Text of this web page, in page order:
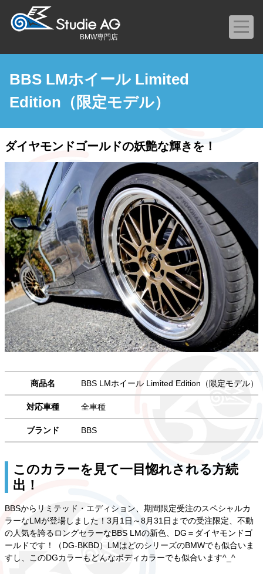
BMW専門店
BBS LMホイール Limited
Edition（限定モデル）
ダイヤモンドゴールドの妖艶な輝きを！
商品名 BBS LMホイール Limited Edition（限定モデル）
対応車種 全車種
ブランド BBS
このカラーを見て一目惚れされる方続
出！
BBSからリミテッド・エディション、期間限定受注のスペシャルカ
ラーなLMが登場しました！3月1日～8月31日までの受注限定、不動
の人気を誇るロングセラーなBBS LMの新色、DG＝ダイヤモンドゴ
ールドです！（DG-BKBD）LMはどのシリーズのBMWでも似合いま
すし、このDGカラーもどんなボディカラーでも似合います^_^